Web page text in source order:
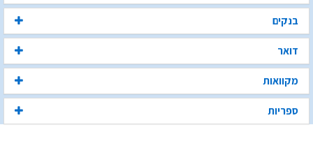
בנקים
דואר
מקוואות
ספריות